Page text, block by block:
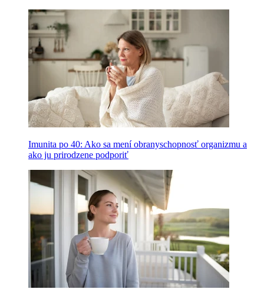
Imunita po 40: Ako sa mení obranyschopnosť organizmu a
ako ju prirodzene podporiť